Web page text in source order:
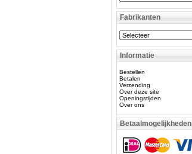
Fabrikanten
Informatie
Bestellen
Betalen
Verzending
Over deze site
Openingstijden
Over ons
Betaalmogelijkheden